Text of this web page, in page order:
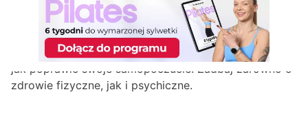
Przeczytaj artykuły na temat zdrowia i dowiedz się,
jak poprawić swoje samopoczucie. Zadbaj zarówno o
zdrowie fizyczne, jak i psychiczne.